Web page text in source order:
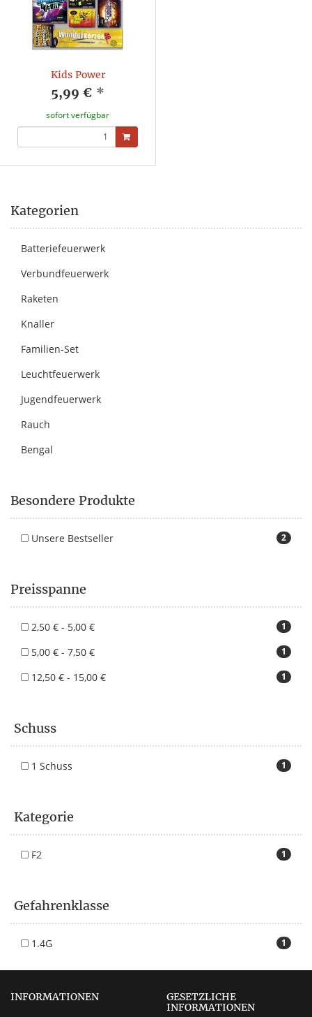
Kids Power
5,99 € *
sofort verfügbar
Kategorien
Batteriefeuerwerk
Verbundfeuerwerk
Raketen
Knaller
Familien-Set
Leuchtfeuerwerk
Jugendfeuerwerk
Rauch
Bengal
Besondere Produkte
2
Unsere Bestseller
Preisspanne
1
2,50 € - 5,00 €
1
5,00 € - 7,50 €
1
12,50 € - 15,00 €
Schuss
1
1 Schuss
Kategorie
1
F2
Gefahrenklasse
1
1.4G
INFORMATIONEN
GESETZLICHE
INFORMATIONEN